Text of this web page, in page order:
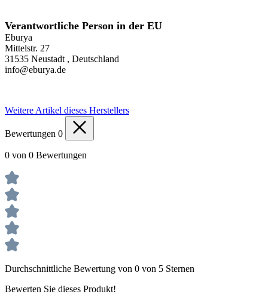
Verantwortliche Person in der EU
Eburya
Mittelstr. 27
31535 Neustadt , Deutschland
info@eburya.de
Weitere Artikel dieses Herstellers
Bewertungen 0
0 von 0 Bewertungen
Durchschnittliche Bewertung von 0 von 5 Sternen
Bewerten Sie dieses Produkt!